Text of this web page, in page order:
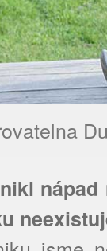
nápad